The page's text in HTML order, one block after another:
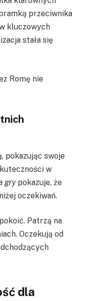
przeciwnika
kluczowych
stała się
Romę nie
pokazując swoje
w
grypokazuje, że
oczekiwań.
Patrzą na
Oczekują od
dla